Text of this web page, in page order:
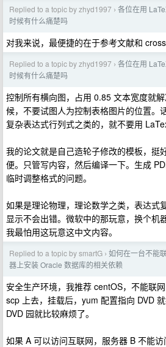
Replied to a topic by zhyd1997 › 各位在用
时候有什么痛楚吗
对我来说，最便捷的在于参考文献和
Replied to a topic by zhyd1997 › 各位在用
时候有什么痛楚吗
控制所有横向图，占用 0.85 文本宽度就
候，不要试图人为控制表格图片的位置。
复杂表达式行列式之类的，就不要用
我的论文就是自己造轮子修改的模板，挺
便。只管写内容，然后编译一下。生成
临时调整格式的问题。
如果是理论物理，理论数学之类，表达式
显示不会出错。微软中的那玩意，换个机
我最怕用这玩意这中文内容。
Replied to a topic by smartG › 如何在一台不能
器上安装 Oracle 数据库的相关依赖
安全生产环境，我推荐 centOS，不能联网
scp 上去，挂载后，yum 配置指向 DVD
DVD 园就比较麻烦了。
如果 A 可以访问互联网，服务器 B 不能